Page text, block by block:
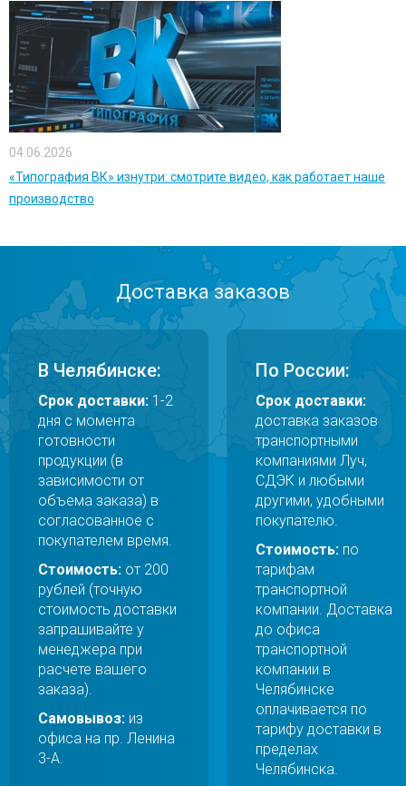
04.06.2026
«Типография ВК» изнутри: смотрите видео, как работает наше
производство
Доставка заказов
В Челябинске:
Срок доставки: 1-2
дня с момента
готовности
продукции (в
зависимости от
объема заказа) в
согласованное с
покупателем время.
Стоимость: от 200
рублей (точную
стоимость доставки
запрашивайте у
менеджера при
расчете вашего
заказа).
Самовывоз: из
офиса на пр. Ленина
3-А.
По России:
Срок доставки:
доставка заказов
транспортными
компаниями Луч,
СДЭК и любыми
другими, удобными
покупателю.
Стоимость: по
тарифам
транспортной
компании. Доставка
до офиса
транспортной
компании в
Челябинске
оплачивается по
тарифу доставки в
пределах
Челябинска.